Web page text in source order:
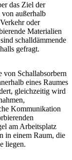
das Ziel der
außerhalb
oder
Materialien
schalldämmende
gefragt.
von Schallabsorbern
eines Raumes
gleichzeitig wird
Kommunikation
am Arbeitsplatz
in einem Raum, die
liegen.